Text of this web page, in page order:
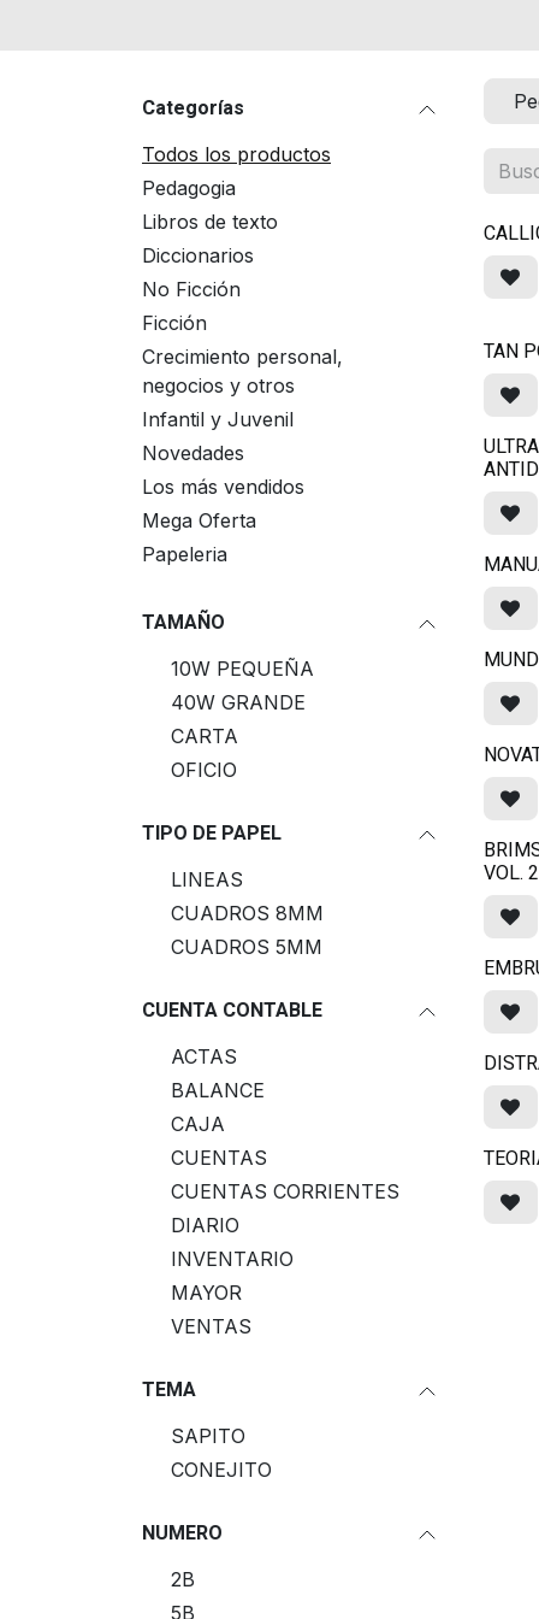
Categorías
Todos los productos
Pedagogia
Libros de texto
Diccionarios
No Ficción
Ficción
Crecimiento personal,
negocios y otros
Infantil y Juvenil
Novedades
Los más vendidos
Mega Oferta
Papeleria
TAMAÑO
10W PEQUEÑA
40W GRANDE
CARTA
OFICIO
TIPO DE PAPEL
LINEAS
CUADROS 8MM
CUADROS 5MM
CUENTA CONTABLE
ACTAS
BALANCE
CAJA
CUENTAS
CUENTAS CORRIENTES
DIARIO
INVENTARIO
MAYOR
VENTAS
TEMA
SAPITO
CONEJITO
NUMERO
2B
5B
TAN
VOL. 2